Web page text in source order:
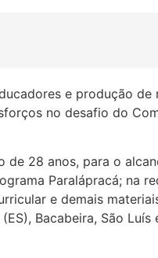
e produção de
no desafio do
28 anos, para o
Paralápracá; na
e demais
Bacabeira, São